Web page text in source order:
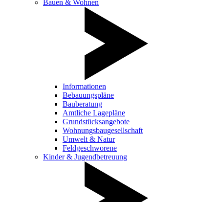
Bauen & Wohnen
Informationen
Bebauungspläne
Bauberatung
Amtliche Lagepläne
Grundstücksangebote
Wohnungsbaugesellschaft
Umwelt & Natur
Feldgeschworene
Kinder & Jugendbetreuung